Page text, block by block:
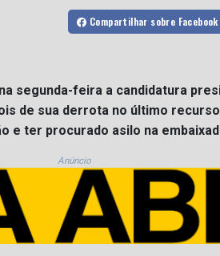
Compartilhar sobre Facebook
segunda-feira a candidatura
de sua derrota no último
e ter procurado asilo na
Anúncio